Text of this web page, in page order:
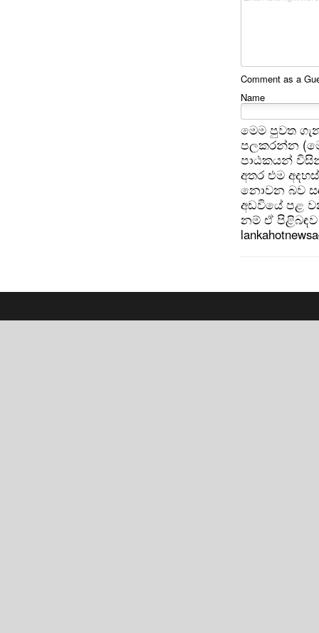
Comment as a
Name
මෙම පුවත
පලකරන්න
පාඨකයන්
අතර එම
නොවන බව
අඩවියේ පළ
නම් ඒ පිළිබඳව